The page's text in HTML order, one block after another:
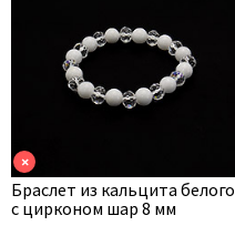
×
Браслет из кальцита белого
с цирконом шар 8 мм